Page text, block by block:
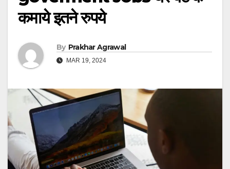
कमाये इतने रुपये
By Prakhar Agrawal
MAR 19, 2024